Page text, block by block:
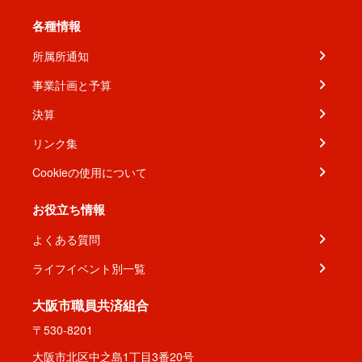
各種情報
所属所通知
事業計画と予算
決算
リンク集
Cookieの使用について
お役立ち情報
よくある質問
ライフイベント別一覧
大阪市職員共済組合
〒530-8201
大阪市北区中之島1丁目3番20号